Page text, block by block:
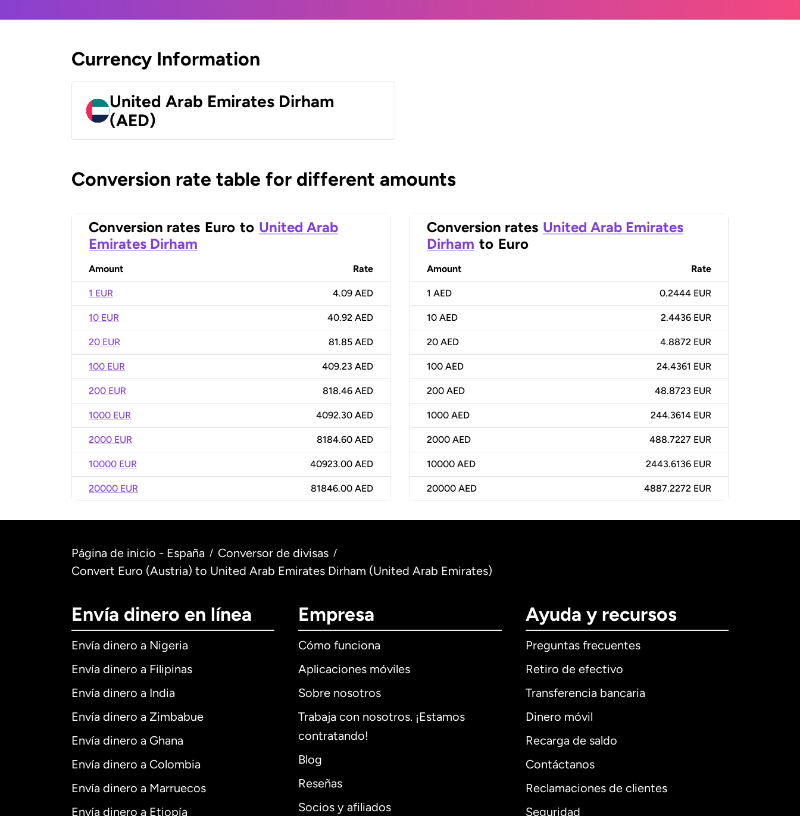
Currency Information
United Arab Emirates Dirham
(AED)
Conversion rate table for different amounts
Conversion rates Euro to United Arab
Emirates Dirham
Amount Rate
1 EUR 4.09 AED
10 EUR 40.92 AED
20 EUR 81.85 AED
100 EUR 409.23 AED
200 EUR 818.46 AED
1000 EUR 4092.30 AED
2000 EUR 8184.60 AED
10000 EUR 40923.00 AED
20000 EUR 81846.00 AED
Conversion rates United Arab Emirates
Dirham to Euro
Amount Rate
1 AED 0.2444 EUR
10 AED 2.4436 EUR
20 AED 4.8872 EUR
100 AED 24.4361 EUR
200 AED 48.8723 EUR
1000 AED 244.3614 EUR
2000 AED 488.7227 EUR
10000 AED 2443.6136 EUR
20000 AED 4887.2272 EUR
Página de inicio - España / Conversor de divisas /
Convert Euro (Austria) to United Arab Emirates Dirham (United Arab Emirates)
Envía dinero en línea
Envía dinero a Nigeria
Envía dinero a Filipinas
Envía dinero a India
Envía dinero a Zimbabue
Envía dinero a Ghana
Envía dinero a Colombia
Envía dinero a Marruecos
Envía dinero a Etiopía
Empresa
Cómo funciona
Aplicaciones móviles
Sobre nosotros
Trabaja con nosotros. ¡Estamos
contratando!
Blog
Reseñas
Socios y afiliados
Ayuda y recursos
Preguntas frecuentes
Retiro de efectivo
Transferencia bancaria
Dinero móvil
Recarga de saldo
Contáctanos
Reclamaciones de clientes
Seguridad